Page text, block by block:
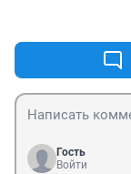
Гость
Войти